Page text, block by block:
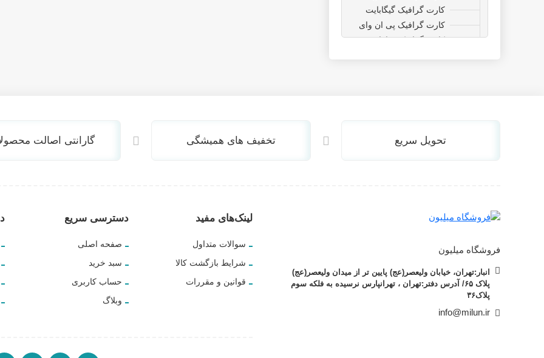
کارت گرافیک گیگابایت
کارت گرافیک پی ان وای
کارت گرافیک سافایر
پاور گرین
اکسترنال
فن پردازنده
فن پردازنده گرین
فن پردازنده کولر مستر
کیبورد
تحویل سریع تخفیف های همیشگی گارانتی اصالت
فروشگاه میلیون
انبار:تهران، خیابان ولیعصر(عج) پایین تر از میدان ولیعصر(عج)
پلاک ۶۵/ آدرس دفتر:تهران ، تهرانپارس نرسیده به فلکه سوم
پلاک۳۶
info@milun.ir
لینک‌های مفید
سوالات متداول
شرایط بازگشت کالا
قوانین و مقررات
دسترسی سریع
صفحه اصلی
سبد خرید
حساب کاربری
وبلاگ